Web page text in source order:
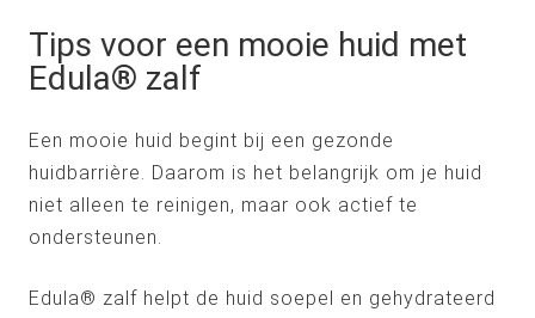
Tips voor een mooie huid met
Edula® zalf
Een mooie huid begint bij een gezonde
huidbarrière. Daarom is het belangrijk om je huid
niet alleen te reinigen, maar ook actief te
ondersteunen.
Edula® zalf helpt de huid soepel en gehydrateerd